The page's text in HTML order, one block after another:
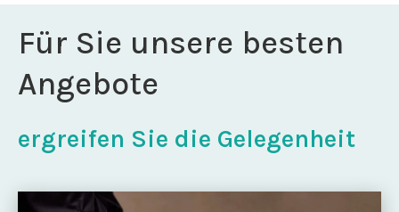
Für Sie unsere besten
Angebote
ergreifen Sie die Gelegenheit